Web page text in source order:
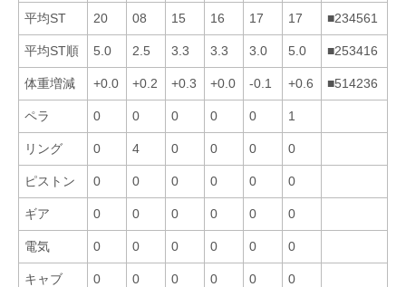
平均ST 20 08 15 16 17 17 ■234561
平均ST順 5.0 2.5 3.3 3.3 3.0 5.0 ■253416
体重増減 +0.0 +0.2 +0.3 +0.0 -0.1 +0.6 ■514236
ペラ 0 0 0 0 0 1
リング 0 4 0 0 0 0
ピストン 0 0 0 0 0 0
ギア 0 0 0 0 0 0
電気 0 0 0 0 0 0
キャブ 0 0 0 0 0 0